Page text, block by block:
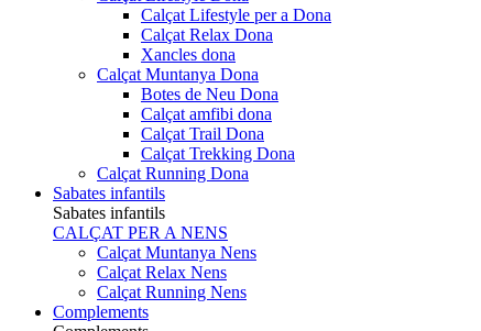
Calçat Lifestyle per a Dona
Calçat Relax Dona
Xancles dona
Calçat Muntanya Dona
Botes de Neu Dona
Calçat amfibi dona
Calçat Trail Dona
Calçat Trekking Dona
Calçat Running Dona
Sabates infantils
Sabates infantils
CALÇAT PER A NENS
Calçat Muntanya Nens
Calçat Relax Nens
Calçat Running Nens
Complements